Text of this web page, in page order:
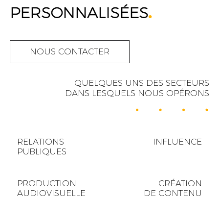
PERSONNALISÉES.
NOUS CONTACTER
QUELQUES UNS DES SECTEURS
DANS LESQUELS NOUS OPÉRONS
RELATIONS
PUBLIQUES
INFLUENCE
PRODUCTION
AUDIOVISUELLE
CRÉATION
DE CONTENU